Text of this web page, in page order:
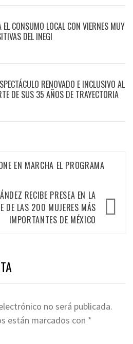
CONSUMO LOCAL CON VIERNES MUY
DEL INEGI
RENOVADO E INCLUSIVO AL
DE SUS 35 AÑOS DE TRAYECTORIA
EN MARCHA EL PROGRAMA
RECIBE PRESEA EN LA
DE LAS 200 MUJERES MÁS
IMPORTANTES DE MÉXICO
no será publicada.
están marcados con *